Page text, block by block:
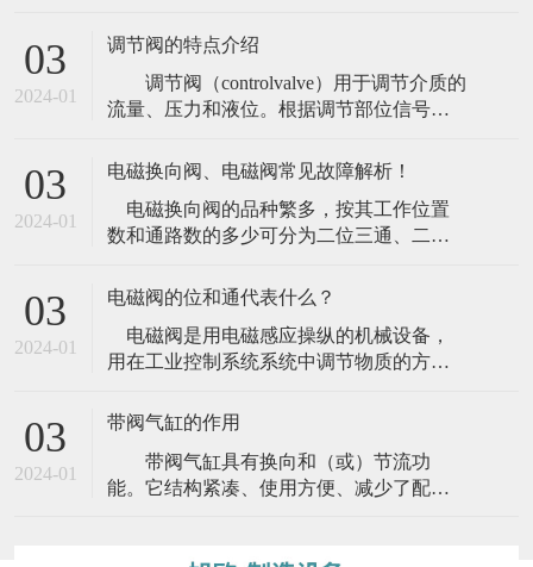
要保证阀门能够良好的截断介质流，
而造成阀门泄漏的原因很多，包括结构设
计上的不合理、密封接触面有
03
2024-01
调节阀的特点介绍
调节阀（controlvalve）用于调节介质的
流量、压力和液位。根据调节部位信号，
量、压力和液位的调节。调节阀分电动调
节阀、气动调节阀和液动调节阀等。
调节阀由电动执行机构或气动执行机构和
调节阀两部分组成。调节
03
2024-01
电磁换向阀、电磁阀常见故障解析！
电磁换向阀的品种繁多，按其工作位置
数和通路数的多少可分为二位三通、二位
可分为弹簧复位式、钢球定位式、无复位
弹簧式；按其阀体与电磁铁的连接形式可
分为法兰连接和螺纹连接；按其所配电磁
铁的结构形式可分为干式和湿式，每一类
03
2024-01
电磁阀的位和通代表什么？
电磁阀是用电磁感应操纵的机械设备，
用在工业控制系统系统中调节物质的方
磁阀能够相互配合不一样的电源电路来完
确保。电磁阀有很多种多样，不一样的电
磁阀在操纵系统的不一样部位充分发挥，
03
2024-01
带阀气缸的作用
带阀气缸具有换向和（或）节流功
能。它结构紧凑、使用方便、减少了配